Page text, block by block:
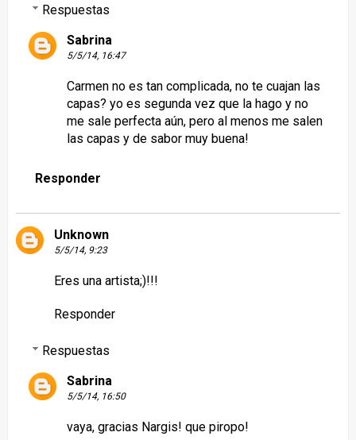
Respuestas
Sabrina
5/5/14, 16:47
Carmen no es tan complicada, no te cuajan las
capas? yo es segunda vez que la hago y no
me sale perfecta aún, pero al menos me salen
las capas y de sabor muy buena!
Responder
Unknown
5/5/14, 9:23
Eres una artista;)!!!
Responder
Respuestas
Sabrina
5/5/14, 16:50
vaya, gracias Nargis! que piropo!